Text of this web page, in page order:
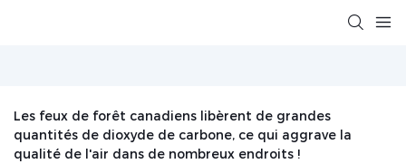
Les feux de forêt canadiens libèrent de grandes
quantités de dioxyde de carbone, ce qui aggrave la
qualité de l'air dans de nombreux endroits !